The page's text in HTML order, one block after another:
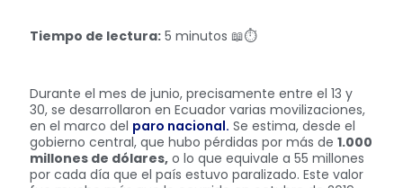
Tiempo de lectura: 5 minutos 📖⏱️
Durante el mes de junio, precisamente entre el 13 y
30, se desarrollaron en Ecuador varias movilizaciones,
en el marco del paro nacional. Se estima, desde el
gobierno central, que hubo pérdidas por más de 1.000
millones de dólares, o lo que equivale a 55 millones
por cada día que el país estuvo paralizado. Este valor